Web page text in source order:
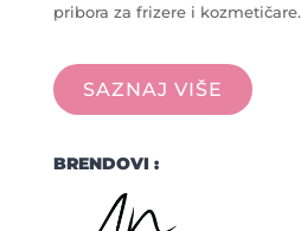
pribora za frizere i kozmetičare.
SAZNAJ VIŠE
BRENDOVI :